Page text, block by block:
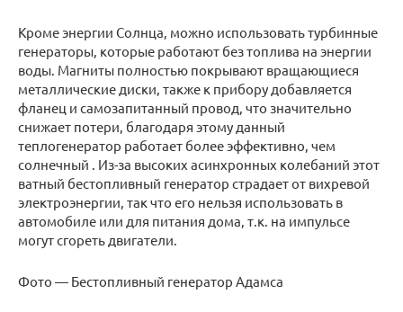
Кроме энергии Солнца, можно использовать турбинные
генераторы, которые работают без топлива на энергии
воды. Магниты полностью покрывают вращающиеся
металлические диски, также к прибору добавляется
фланец и самозапитанный провод, что значительно
снижает потери, благодаря этому данный
теплогенератор работает более эффективно, чем
солнечный . Из-за высоких асинхронных колебаний этот
ватный бестопливный генератор страдает от вихревой
электроэнергии, так что его нельзя использовать в
автомобиле или для питания дома, т.к. на импульсе
могут сгореть двигатели.
Фото — Бестопливный генератор Адамса